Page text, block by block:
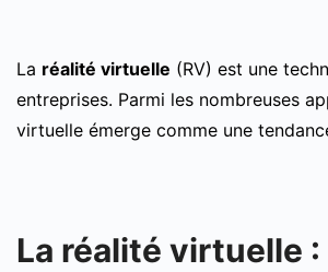
La réalité virtuelle (RV) est une
entreprises. Parmi les nombreuses
virtuelle émerge comme une
La réalité virtuelle